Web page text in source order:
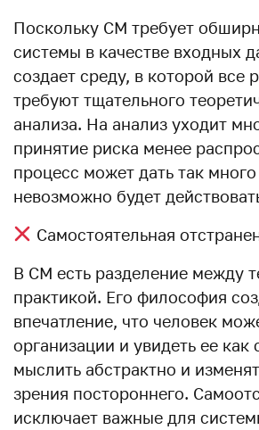
Поскольку СМ требует
системы в качестве входных
создает среду, в которой все
требуют тщательного
анализа. На анализ уходит
принятие риска менее
процесс может дать так
невозможно будет
Самостоятельная
В СМ есть разделение между
практикой. Его философия
впечатление, что человек
организации и увидеть ее как
мыслить абстрактно и
зрения постороннего.
исключает важные для